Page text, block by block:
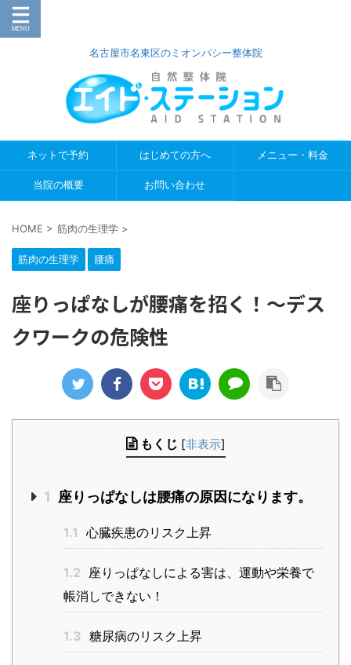
名古屋市名東区のミオンパシー整体院
ネットで予約 はじめての方へ メニュー・料金
当院の概要 お問い合わせ
HOME > 筋肉の生理学 >
筋肉の生理学 腰痛
座りっぱなしが腰痛を招く！〜デス
クワークの危険性
もくじ [非表示]
1 座りっぱなしは腰痛の原因になります。
1.1 心臓疾患のリスク上昇
1.2 座りっぱなしによる害は、運動や栄養で
帳消しできない！
1.3 糖尿病のリスク上昇